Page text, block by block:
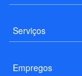
Serviços
Empregos